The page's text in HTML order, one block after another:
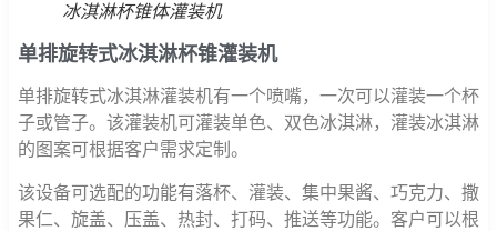
冰淇淋杯锥体灌装机
单排旋转式冰淇淋杯锥灌装机
单排旋转式冰淇淋灌装机有一个喷嘴，一次可以灌装一个杯
子或管子。该灌装机​​可灌装单色、双色冰淇淋，灌装冰淇淋
的图案可根据客户需求定制。
该设备可选配的功能有落杯、灌装、集中果酱、巧克力、撒
果仁、旋盖、压盖、热封、打码、推送等功能。客户可以根